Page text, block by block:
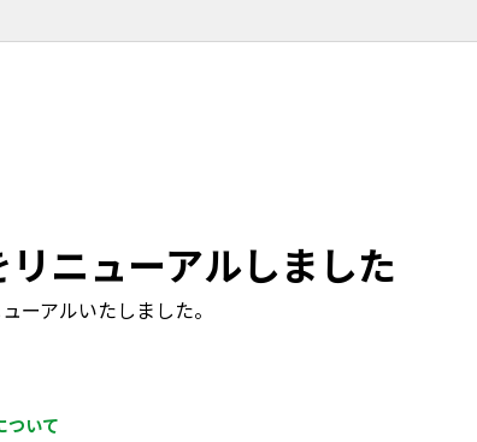
ニューアルしました
ーアルいたしました。
ついて